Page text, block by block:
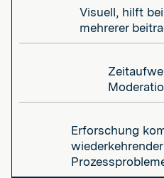
Visuell, hilft
mehrerer
Erforschung